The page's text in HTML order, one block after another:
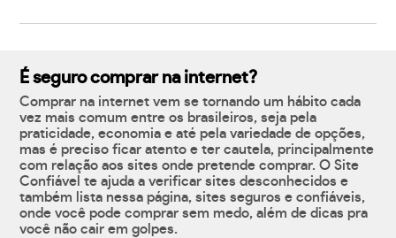
É seguro comprar na internet?
Comprar na internet vem se tornando um hábito cada
vez mais comum entre os brasileiros, seja pela
praticidade, economia e até pela variedade de opções,
mas é preciso ficar atento e ter cautela, principalmente
com relação aos sites onde pretende comprar. O Site
Confiável te ajuda a verificar sites desconhecidos e
também lista nessa página, sites seguros e confiáveis,
onde você pode comprar sem medo, além de dicas pra
você não cair em golpes.